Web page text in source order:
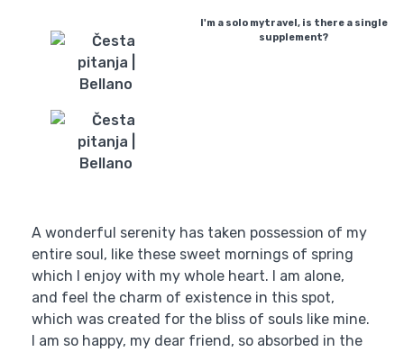
I'm a solo mytravel, is there a single
supplement?
A wonderful serenity has taken possession of my
entire soul, like these sweet mornings of spring
which I enjoy with my whole heart. I am alone,
and feel the charm of existence in this spot,
which was created for the bliss of souls like mine.
I am so happy, my dear friend, so absorbed in the